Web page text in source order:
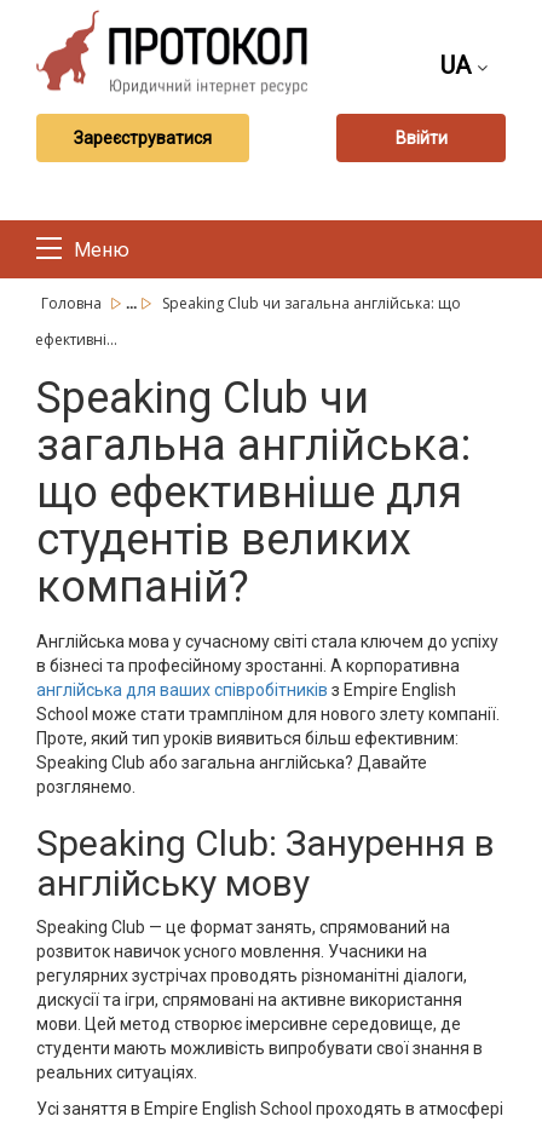
UA
Зареєструватися Ввійти
Меню
Головна ...
Speaking Club чи загальна англійська: що
ефективні...
Speaking Club чи
загальна англійська:
що ефективніше для
студентів великих
компаній?
Англійська мова у сучасному світі стала ключем до успіху
в бізнесі та професійному зростанні. А корпоративна
англійська для ваших співробітників з Empire English
School може стати трампліном для нового злету компанії.
Проте, який тип уроків виявиться більш ефективним:
Speaking Club або загальна англійська? Давайте
розглянемо.
Speaking Club: Занурення в
англійську мову
Speaking Club — це формат занять, спрямований на
розвиток навичок усного мовлення. Учасники на
регулярних зустрічах проводять різноманітні діалоги,
дискусії та ігри, спрямовані на активне використання
мови. Цей метод створює імерсивне середовище, де
студенти мають можливість випробувати свої знання в
реальних ситуаціях.
Усі заняття в Empire English School проходять в атмосфері